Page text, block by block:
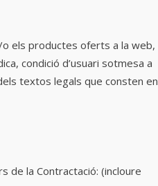
o els productes oferts a la web,
condició d’usuari sotmesa a
textos legals que consten en
de la Contractació: (incloure